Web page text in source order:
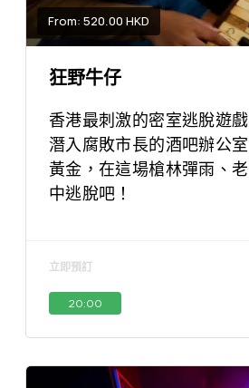
From: 520.00 HKD
狂野牛仔
香港最刺激的密室逃脫遊
潛入腐敗市長的酒吧辦公
黃金，在這場槍林彈雨、
中逃脫吧！
立即預訂
20:00